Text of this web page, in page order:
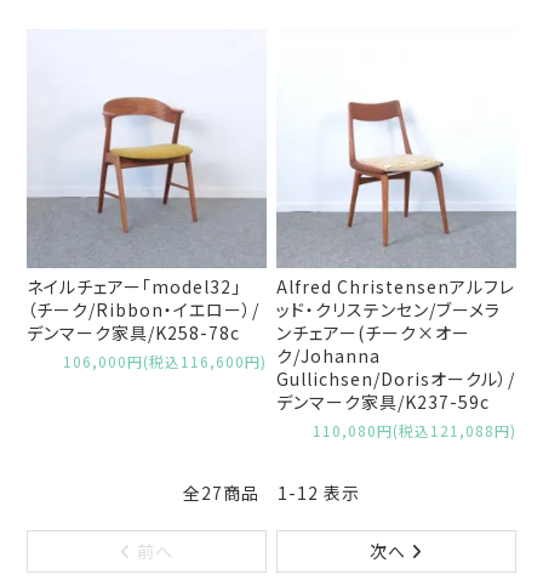
ネイルチェアー「model32」
（チーク/Ribbon・イエロー）/
デンマーク家具/K258-78c
106,000円(税込116,600円)
Alfred Christensenアルフレ
ッド・クリステンセン/ブーメラ
ンチェアー(チーク×オー
ク/Johanna
Gullichsen/Dorisオークル）/
デンマーク家具/K237-59c
110,080円(税込121,088円)
全27商品 1-12 表示
前へ 次へ